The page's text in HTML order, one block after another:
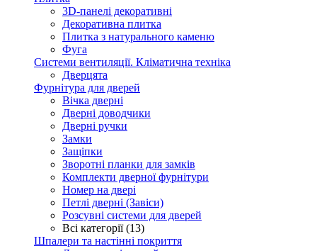
3D-панелі декоративні
Декоративна плитка
Плитка з натурального каменю
Фуга
Системи вентиляції. Кліматична техніка
Дверцята
Фурнітура для дверей
Вічка дверні
Дверні доводчики
Дверні ручки
Замки
Защіпки
Зворотні планки для замків
Комплекти дверної фурнітури
Номер на двері
Петлі дверні (Завіси)
Розсувні системи для дверей
Всі категорії (13)
Шпалери та настінні покриття